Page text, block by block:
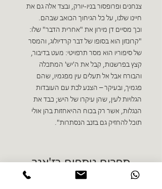
צנחנים ופרופסור בניו-יורק, ובצד אלה גם את
חיינו שלנו, על כל הגיחוך הכואב שבהם.
וכך מסיים דן מירון את "אחרית הדבר" שלו:
"קרונזון הוא בסופו של דבר קרדיולוג, והמסר
של סיפוריו הוא מסר תרפויטי: מעט בדיבור,
קצץ בפרשנות, קבל את ה'יש' המתכלה
והבורח אבל אל תעלים עין מפגמיו, שהם
פגמיך, ובעיקר – הצנע לכת עם העובדות
הגלויות לעין, שהן עיקרו של היש; כבד את
הנגלות, אשר רק בכוח ההיאחזות בהן אולי
תוכל להחזיק גם בזנב הנסתרות".
ספרים נוספים בז'אנר